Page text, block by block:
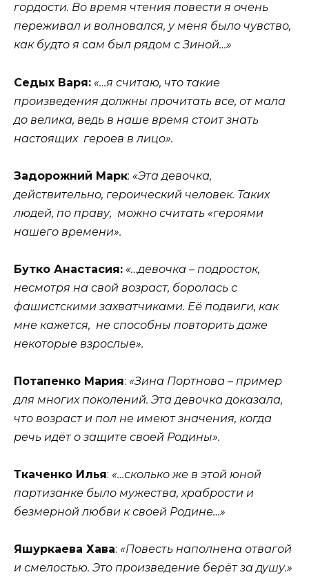
гордости. Во время чтения повести я очень
переживал и волновался, у меня было чувство,
как будто я сам был рядом с Зиной…»
Седых Варя: «…я считаю, что такие
произведения должны прочитать все, от мала
до велика, ведь в наше время стоит знать
настоящих героев в лицо».
Задорожний Марк: «Эта девочка,
действительно, героический человек. Таких
людей, по праву, можно считать «героями
нашего времени».
Бутко Анастасия: «…девочка – подросток,
несмотря на свой возраст, боролась с
фашистскими захватчиками. Её подвиги, как
мне кажется, не способны повторить даже
некоторые взрослые».
Потапенко Мария: «Зина Портнова – пример
для многих поколений. Эта девочка доказала,
что возраст и пол не имеют значения, когда
речь идёт о защите своей Родины».
Ткаченко Илья: «…сколько же в этой юной
партизанке было мужества, храбрости и
безмерной любви к своей Родине…»
Яшуркаева Хава: «Повесть наполнена отвагой
и смелостью. Это произведение берёт за душу.»